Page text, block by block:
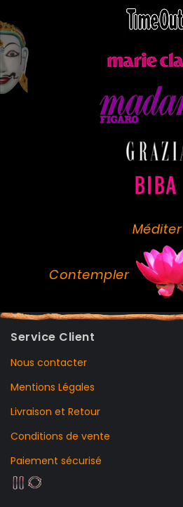
Méditer
Contempler
Service Client
Nous contacter
Mentions Légales
Livraison et Retour
Conditions de vente
Paiement sécurisé